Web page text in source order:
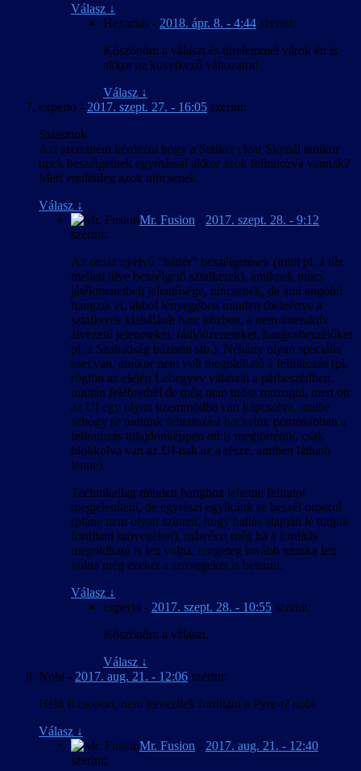
Válasz ↓
Hexarius - 2018. ápr. 8. - 4:44 szerint:
Köszönöm a választ és türelemmel várok én is
akkor az következő változatra!
Válasz ↓
experto - 2017. szept. 27. - 16:05 szerint:
Sziasztok
Azt szeretném kérdezni hogy a Stalker clear Skynál amikor
npck beszélgetnek egymással akkor azok feliratozva vannak?
Mert eredetileg azok nincsenek.
Válasz ↓
Mr. Fusion - 2017. szept. 28. - 9:12
szerint:
Az orosz nyelvű “háttér” beszélgetések (mint pl. a tűz
mellett ülve beszélgető sztalkerek), amiknek nincs
játékmenetbeli jelentősége, nincsenek, de ami angolul
hangzik el, abból lényegében minden (beleértve a
sztalkerek kiabálását harc közben, a nem-interaktív
átvezető jeleneteket, rádióüzeneteket, hangosbeszélőket
pl. a Szabadság bázison stb.). Néhány olyan speciális
eset van, amikor nem volt megoldható a feliratozás (pl.
rögtön az elején Lebegyev válaszai a párbeszédben,
miután felébredtél de még nem tudsz mozogni, mert ott
az UI egy olyan üzemmódba van kapcsolva, amibe
sehogy se tudtunk feliratozást hackelni; pontosabban a
feliratozás tulajdonképpen ott is megtörténik, csak
blokkolva van az UI-nak az a része, amiben látható
lenne).
Technikailag minden hanghoz lehetne feliratot
megjeleníteni, de egyrészt egyikünk se beszél oroszul
(pláne nem olyan szinten, hogy hallás alapján le tudjuk
fordítani szövegeket), másrészt még ha a fordítás
megoldható is lett volna, rengeteg tovább munka lett
volna még ezeket a szövegeket is betenni.
Válasz ↓
experto - 2017. szept. 28. - 10:55 szerint:
Köszönöm a választ.
Válasz ↓
Nobi - 2017. aug. 21. - 12:06 szerint:
Heló fi csoport, nem tervezitek fordítani a Pyre-t? nobi
Válasz ↓
Mr. Fusion - 2017. aug. 21. - 12:40
szerint: